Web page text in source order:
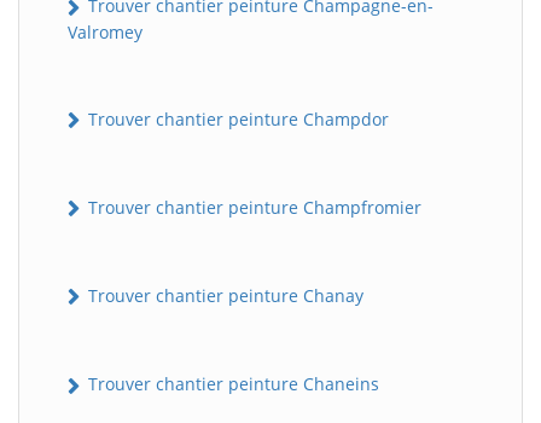
Trouver chantier peinture Champagne-en-
Valromey
Trouver chantier peinture Champdor
Trouver chantier peinture Champfromier
Trouver chantier peinture Chanay
Trouver chantier peinture Chaneins